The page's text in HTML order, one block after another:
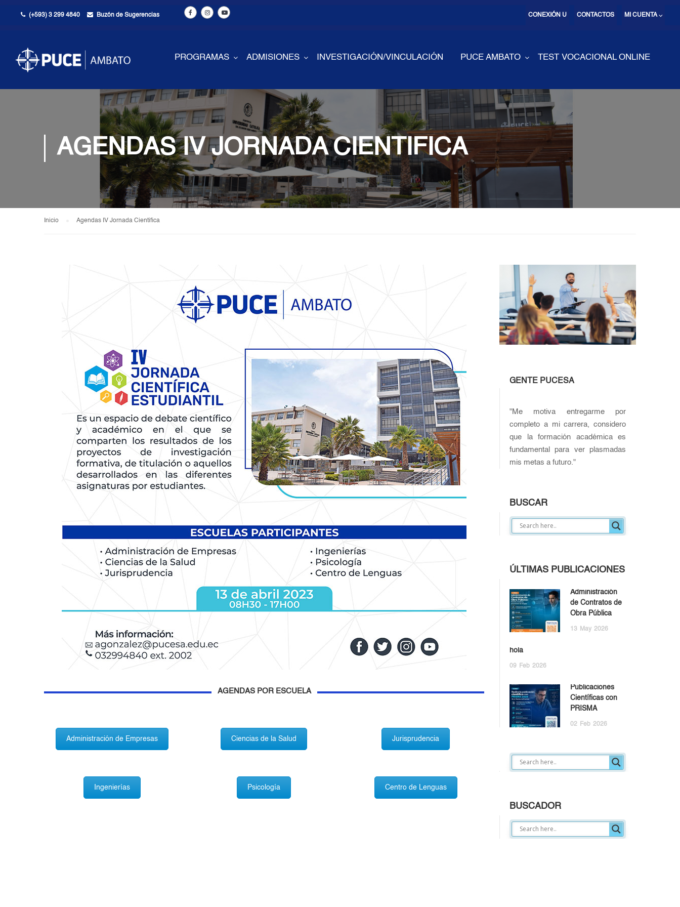
MI CUENTA ⌵
CONTACTOS
CONEXIÓN U
(+593) 3 299 4840 Buzón de Sugerencias
PROGRAMAS ADMISIONES INVESTIGACIÓN/VINCULACIÓN PUCE AMBATO TEST VOCACIONAL ONLINE
AGENDAS IV JORNADA CIENTIFICA
Inicio Agendas IV Jornada Cientifica
AGENDAS POR ESCUELA
Administración de Empresas Ciencias de la Salud Jurisprudencia
Ingenierías Psicología Centro de Lenguas
GENTE PUCESA
"Me motiva entregarme por
completo a mi carrera, considero
que la formación académica es
fundamental para ver plasmadas
mis metas a futuro."
BUSCAR
ÚLTIMAS PUBLICACIONES
Administración
de Contratos de
Obra Pública
13 May 2026
hola
09 Feb 2026
Publicaciones
Científicas con
PRISMA
02 Feb 2026
BUSCADOR